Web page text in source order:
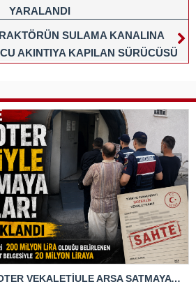
YARALANDI
SULAMA KANALINA
AKINTIYA KAPILAN SÜRÜCÜSÜ
MERSİN’DE SAHTE NOTER VEKALETİULE ARSA SATMAYA ÇALIŞTIRLAR